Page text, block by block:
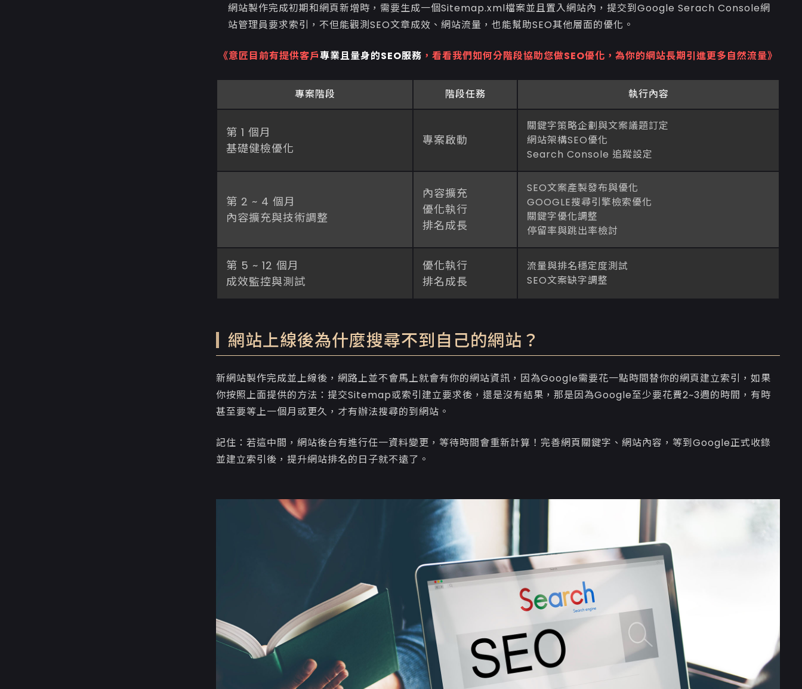
網站製作完成初期和網頁新增時，需要生成一個Sitemap.xml檔案並且置入網站內，提交到Google Serach Console網
站管理員要求索引，不但能觀測SEO文章成效、網站流量，也能幫助SEO其他層面的優化。
《意匠目前有提供客戶專業且量身的SEO服務 ，看看我們如何分階段協助您做SEO優化，為你的網站長期引進更多自然流量》
專案階段 階段任務 執行內容
第 1 個月
基礎健檢優化
專案啟動
關鍵字策略企劃與文案議題訂定
網站架構SEO優化
Search Console 追蹤設定
第 2 ~ 4 個月
內容擴充與技術調整
內容擴充
優化執行
排名成長
SEO文案產製發布與優化
GOOGLE搜尋引擎檢索優化
關鍵字優化調整
停留率與跳出率檢討
第 5 ~ 12 個月
成效監控與測試
優化執行
排名成長
流量與排名穩定度測試
SEO文案缺字調整
網站上線後為什麼搜尋不到自己的網站？
新網站製作完成並上線後，網路上並不會馬上就會有你的網站資訊，因為Google需要花一點時間替你的網頁建立索引，如果
你按照上面提供的方法：提交Sitemap或索引建立要求後，還是沒有結果，那是因為Google至少要花費2~3週的時間，有時
甚至要等上一個月或更久，才有辦法搜尋的到網站。
記住：若這中間，網站後台有進行任一資料變更，等待時間會重新計算！完善網頁關鍵字、網站內容，等到Google正式收錄
並建立索引後，提升網站排名的日子就不遠了。